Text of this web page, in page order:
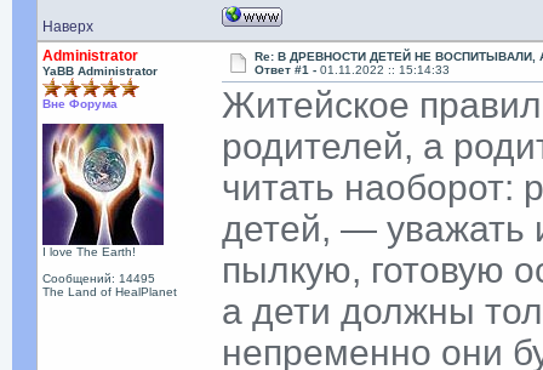
Наверх
Administrator
YaBB Administrator
Вне Форума
I love The Earth!
Сообщений: 14495
The Land of HealPlanet
Re: В ДРЕВНОСТИ ДЕТЕЙ НЕ ВОСПИТЫВАЛИ,
Ответ #1 -01.11.2022 :: 15:14:33
Житейское
родителей, а
читать наоборот:
детей, — уважать
пылкую, готовую
а дети должны
непременно они